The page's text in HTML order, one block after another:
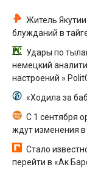
Житель
блужданий в
Удары по
немецкий
настроений »
«Ходила за
С 1 сентября
ждут изменения
Стало
перейти в «Ак